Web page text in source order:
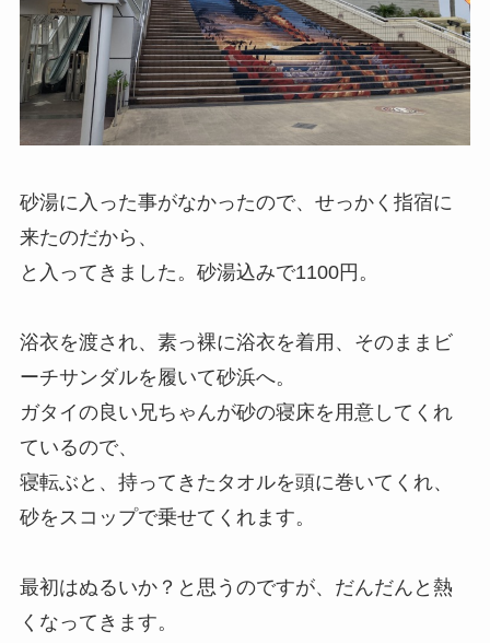
砂湯に入った事がなかったので、せっかく指宿に
来たのだから、
と入ってきました。砂湯込みで1100円。
浴衣を渡され、素っ裸に浴衣を着用、そのままビ
ーチサンダルを履いて砂浜へ。
ガタイの良い兄ちゃんが砂の寝床を用意してくれ
ているので、
寝転ぶと、持ってきたタオルを頭に巻いてくれ、
砂をスコップで乗せてくれます。
最初はぬるいか？と思うのですが、だんだんと熱
くなってきます。